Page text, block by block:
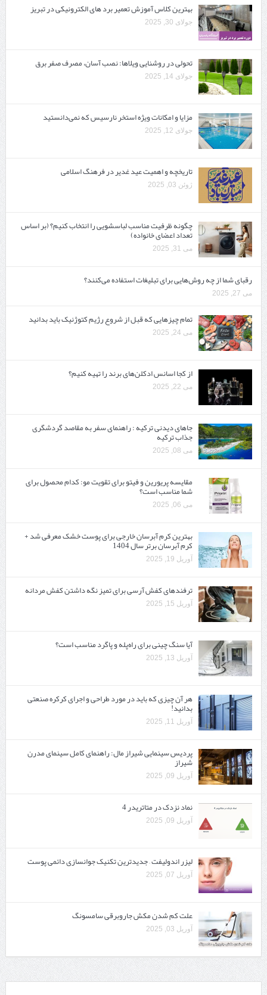
بهترین کلاس آموزش تعمیر برد های الکترونیکی در تبریز
جولای 30, 2025
تحولی در روشنایی ویلاها: نصب آسان، مصرف صفر برق
جولای 14, 2025
مزایا و امکانات ویژه استخر نارسیس که نمی‌دانستید
جولای 12, 2025
تاریخچه و اهمیت عید غدیر در فرهنگ اسلامی
ژوئن 03, 2025
چگونه ظرفیت مناسب لباسشویی را انتخاب کنیم؟ (بر اساس
تعداد اعضای خانواده)
می 31, 2025
رقبای شما از چه روش‌هایی برای تبلیغات استفاده می‌کنند؟
می 27, 2025
تمام چیزهایی که قبل از شروع رژیم کتوژنیک باید بدانید‎
می 24, 2025
از کجا اسانس ادکلن‌های برند را تهیه کنیم؟
می 22, 2025
جاهای دیدنی ترکیه : راهنمای سفر به مقاصد گردشگری
جذاب ترکیه
می 08, 2025
مقایسه پریورین و فیتو برای تقویت مو: کدام محصول برای
شما مناسب است؟
می 06, 2025
بهترین کرم آبرسان خارجی برای پوست خشک معرفی شد +
کرم آبرسان برتر سال 1404
آوریل 19, 2025
ترفندهای کفش آرسی برای تمیز نگه داشتن کفش مردانه
آوریل 15, 2025
آیا سنگ چینی برای راه‌پله و پاگرد مناسب است؟
آوریل 13, 2025
هر آن چیزی که باید در مورد طراحی و اجرای کرکره صنعتی
بدانید!
آوریل 11, 2025
پردیس سینمایی شیراز مال: راهنمای کامل سینمای مدرن
شیراز
آوریل 09, 2025
نماد نزدک در متاتریدر 4
آوریل 09, 2025
لیزر اندولیفت – جدیدترین تکنیک جوانسازی دائمی پوست
آوریل 07, 2025
علت کم شدن مکش جاروبرقی سامسونگ
آوریل 03, 2025